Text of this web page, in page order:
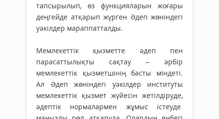
тапсырылып, өз функцияларын жоғары
деңгейде атқарып жүрген Әдеп жөніндегі
уәкілдер мараппатталды.
Мемлекеттік қызметте әдеп пен
парасаттылықты сақтау – әрбір
мемлекеттік қызметшінің басты міндеті.
Ал Әдеп жөніндегі уәкілдер институты
мемлекеттік қызмет жүйесін жетілдіруде,
әдептік нормалармен жұмыс істеуде